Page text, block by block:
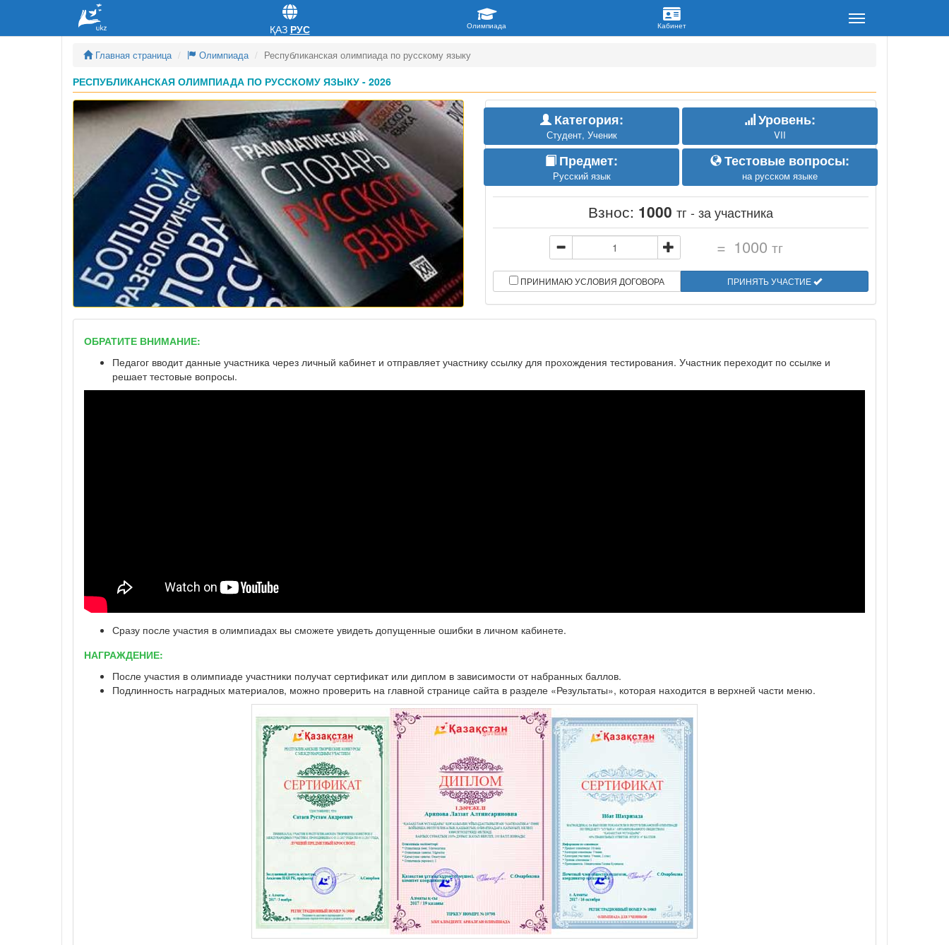
Главная страница Олимпиада Республиканская олимпиада по русскому языку
РЕСПУБЛИКАНСКАЯ ОЛИМПИАДА ПО РУССКОМУ ЯЗЫКУ - 2026
Категория:
Студент, Ученик
Уровень:
VII
Предмет:
Русский язык
Тестовые вопросы:
на русском языке
Взнос: 1000 тг - за участника
= 1000 тг
ПРИНИМАЮ УСЛОВИЯ ДОГОВОРА ПРИНЯТЬ УЧАСТИЕ
ОБРАТИТЕ ВНИМАНИЕ:
Педагог вводит данные участника через личный кабинет и отправляет участнику ссылку для прохождения тестирования. Участник переходит по ссылке и
решает тестовые вопросы.
Сразу после участия в олимпиадах вы сможете увидеть допущенные ошибки в личном кабинете.
НАГРАЖДЕНИЕ:
После участия в олимпиаде участники получат сертификат или диплом в зависимости от набранных баллов.
Подлинность наградных материалов, можно проверить на главной странице сайта в разделе «Результаты», которая находится в верхней части меню.
ҚАЗ РУС